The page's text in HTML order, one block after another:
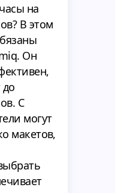
на
В этом
Он
до
С
могут
макетов,